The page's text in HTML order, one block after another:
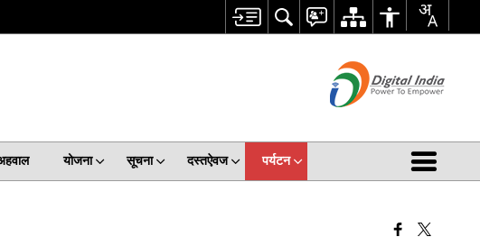
योजना सूचना दस्तऐवज पर्यटन